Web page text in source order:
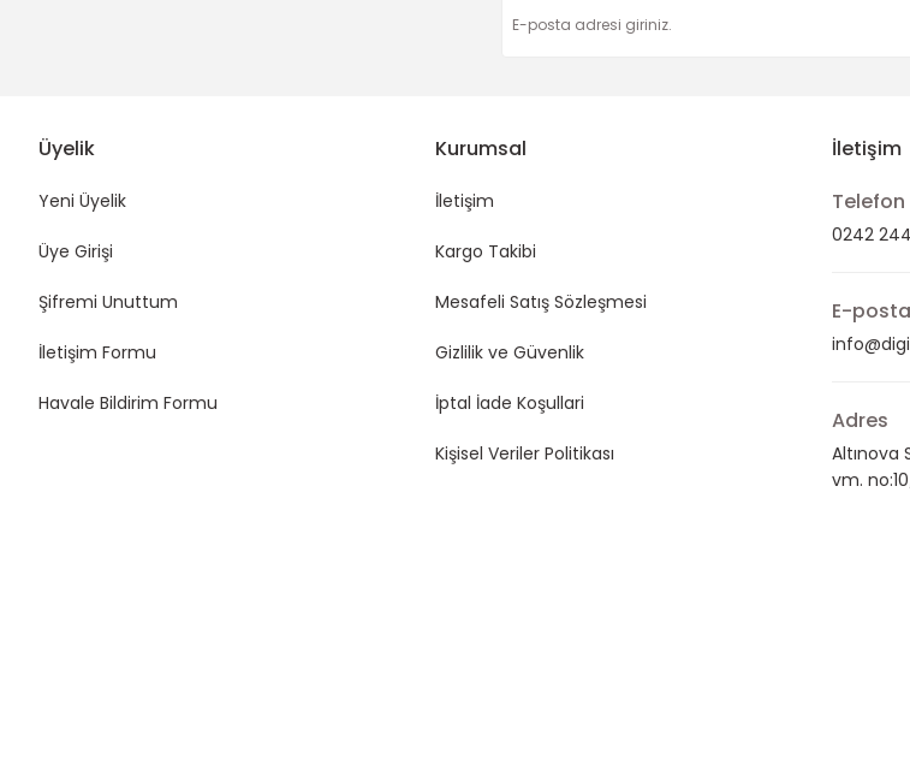
Üyelik
Yeni Üyelik
Üye Girişi
Şifremi Unuttum
İletişim Formu
Havale Bildirim Formu
Kurumsal
İletişim
Kargo Takibi
Mesafeli Satış Sözleşmesi
Gizlilik ve Güvenlik
İptal İade Koşullari
Kişisel Veriler Politikası
İletişim
Telefon
0242
E-posta
Adres
Altınova
vm.